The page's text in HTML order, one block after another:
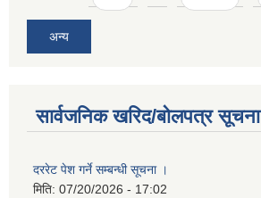
अन्य
सार्वजनिक खरिद/बोलपत्र सूचना
दररेट पेश गर्ने सम्बन्धी सूचना ।
मिति: 07/20/2026 - 17:02